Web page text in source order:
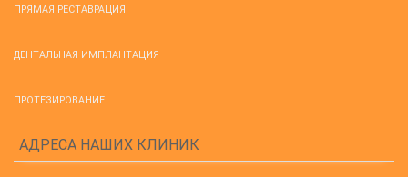
ПРЯМАЯ РЕСТАВРАЦИЯ
ДЕНТАЛЬНАЯ ИМПЛАНТАЦИЯ
ПРОТЕЗИРОВАНИЕ
АДРЕСА НАШИХ КЛИНИК